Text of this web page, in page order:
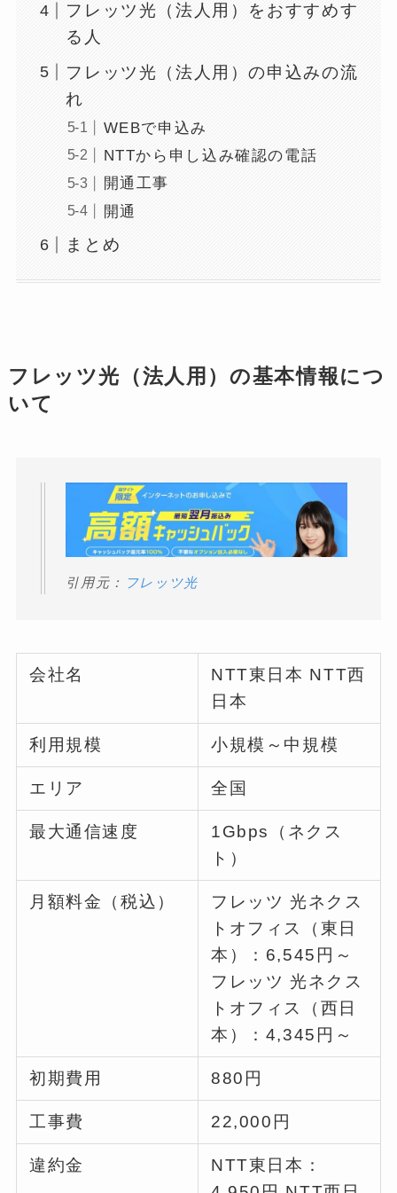
フレッツ光（法人用）をおすすめす
る人
フレッツ光（法人用）の申込みの流
れ
WEBで申込み
NTTから申し込み確認の電話
開通工事
開通
まとめ
フレッツ光（法人用）の基本情報につ
いて
引用元： フレッツ光
会社名
NTT東日本 NTT西
日本
利用規模 小規模～中規模
エリア 全国
最大通信速度
1Gbps（ネクス
ト）
月額料金（税込）
フレッツ 光ネクス
トオフィス（東日
本）：6,545円～
フレッツ 光ネクス
トオフィス（西日
本）：4,345円～
初期費用 880円
工事費 22,000円
違約金
NTT東日本：